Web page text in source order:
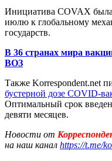
Инициатива COVAX
июлю к глобальному
государств.
В 36 странах мира
ВОЗ
Также Korrespondent.net
бустерной дозе COVID-
Оптимальный срок
девяти месяцев.
Новости от
на наш канал https://t.me/